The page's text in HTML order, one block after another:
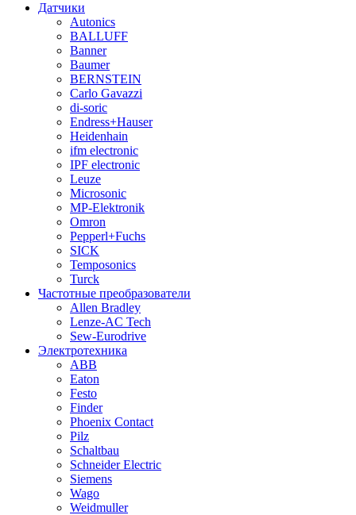
Датчики
Autonics
BALLUFF
Banner
Baumer
BERNSTEIN
Carlo Gavazzi
di-soric
Endress+Hauser
Heidenhain
ifm electronic
IPF electronic
Leuze
Microsonic
MP-Elektronik
Omron
Pepperl+Fuchs
SICK
Temposonics
Turck
Частотные преобразователи
Allen Bradley
Lenze-AC Tech
Sew-Eurodrive
Электротехника
ABB
Eaton
Festo
Finder
Phoenix Contact
Pilz
Schaltbau
Schneider Electric
Siemens
Wago
Weidmuller